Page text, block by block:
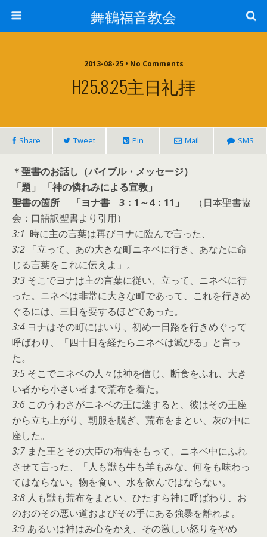
舞鶴福音教会
2013-08-25 • No Comments
H25.8.25主日礼拝
Share Tweet Pin Mail SMS
＊聖書のお話し（バイブル・メッセージ）
「題」 「神の憐れみによる宣教」
聖書の箇所 「ヨナ書 3：1～4：11」
（日本聖書協
会：口語訳聖書より引用）
3:1 時に主の言葉は再びヨナに臨んで言った、
3:2 「立って、あの大きな町ニネベに行き、あなたに命
じる言葉をこれに伝えよ」。
3:3 そこでヨナは主の言葉に従い、立って、ニネベに行
った。ニネベは非常に大きな町であって、これを行きめ
ぐるには、三日を要するほどであった。
3:4 ヨナはその町にはいり、初め一日路を行きめぐって
呼ばわり、「四十日を経たらニネベは滅びる」と言っ
た。
3:5 そこでニネベの人々は神を信じ、断食をふれ、大き
い者から小さい者まで荒布を着た。
3:6 このうわさがニネベの王に達すると、彼はその王座
から立ち上がり、朝服を脱ぎ、荒布をまとい、灰の中に
座した。
3:7 また王とその大臣の布告をもって、ニネベ中にふれ
させて言った、「人も獣も牛も羊もみな、何をも味わっ
てはならない。物を食い、水を飲んではならない。
3:8 人も獣も荒布をまとい、ひたすら神に呼ばわり、お
のおのその悪い道およびその手にある強暴を離れよ。
3:9 あるいは神はみ心をかえ、その激しい怒りをやめ